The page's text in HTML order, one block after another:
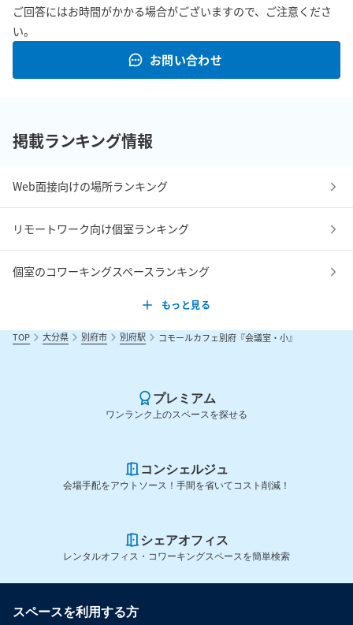
ご回答にはお時間がかかる場合がございますので、ご注意くださ
い。
お問い合わせ
掲載ランキング情報
Web面接向けの場所ランキング
リモートワーク向け個室ランキング
個室のコワーキングスペースランキング
もっと見る
TOP 大分県 別府市 別府駅 コモールカフェ別府『会議室・小』
プレミアム
ワンランク上のスペースを探せる
コンシェルジュ
会場手配をアウトソース！手間を省いてコスト削減！
シェアオフィス
レンタルオフィス・コワーキングスペースを簡単検索
スペースを利用する方